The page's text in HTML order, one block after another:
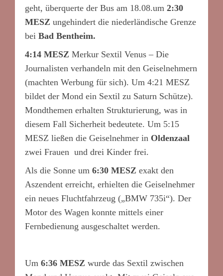
geht, überquerte der Bus am 18.08.um 2:30
MESZ ungehindert die niederländische Grenze
bei Bad Bentheim.
4:14 MESZ Merkur Sextil Venus – Die
Journalisten verhandeln mit den Geiselnehmern
(machten Werbung für sich). Um 4:21 MESZ
bildet der Mond ein Sextil zu Saturn Schütze).
Mondthemen erhalten Strukturierung, was in
diesem Fall Sicherheit bedeutete. Um 5:15
MESZ ließen die Geiselnehmer in Oldenzaal
zwei Frauen und drei Kinder frei.
Als die Sonne um 6:30 MESZ exakt den
Aszendent erreicht, erhielten die Geiselnehmer
ein neues Fluchtfahrzeug („BMW 735i“). Der
Motor des Wagen konnte mittels einer
Fernbedienung ausgeschaltet werden.
Um 6:36 MESZ wurde das Sextil zwischen